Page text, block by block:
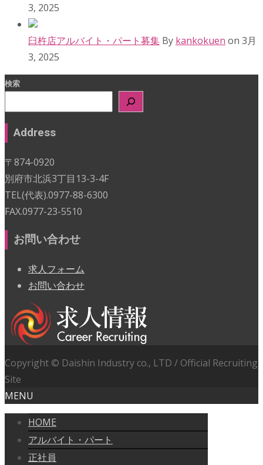
3, 2025
臼杵店アルバイト・パート募集 By kankokuen on 3月
3, 2025
検索
Address
〒874-0920
別府市北浜3丁目13-3-4F
TEL(代表).0977-88-6300
FAX.0977-23-5510
お問い合わせ
求人フォーム
お問い合わせ
Copyright © Daishin Industry co., LTD / Official Recruiting
Site
MENU
HOME
アルバイト・パート
正社員